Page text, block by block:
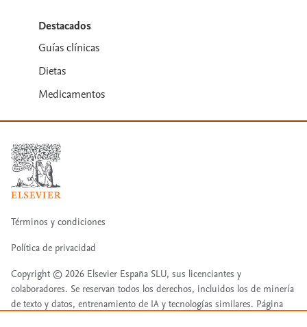
Destacados
Guías clínicas
Dietas
Medicamentos
Términos y condiciones
Política de privacidad
Copyright © 2026 Elsevier España SLU, sus licenciantes y
colaboradores. Se reservan todos los derechos, incluidos los de minería
de texto y datos, entrenamiento de IA y tecnologías similares. Página